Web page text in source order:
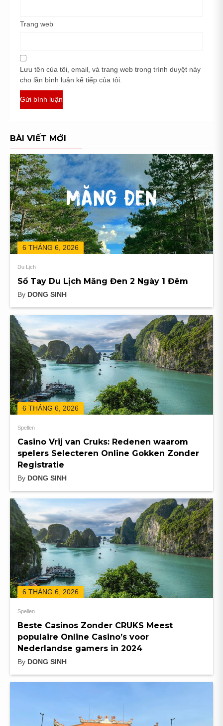
Trang web
Lưu tên của tôi, email, và trang web trong trình duyệt này
cho lần bình luận kế tiếp của tôi.
BÀI VIẾT MỚI
6 THÁNG 6, 2026
Du Lịch
Sổ Tay Du Lịch Măng Đen 2 Ngày 1 Đêm
By DONG SINH
6 THÁNG 6, 2026
Spellen
Casino Vrij van Cruks: Redenen waarom
spelers Selecteren Online Gokken Zonder
Registratie
By DONG SINH
6 THÁNG 6, 2026
Spellen
Beste Casinos Zonder CRUKS Meest
populaire Online Casino’s voor
Nederlandse gamers in 2024
By DONG SINH